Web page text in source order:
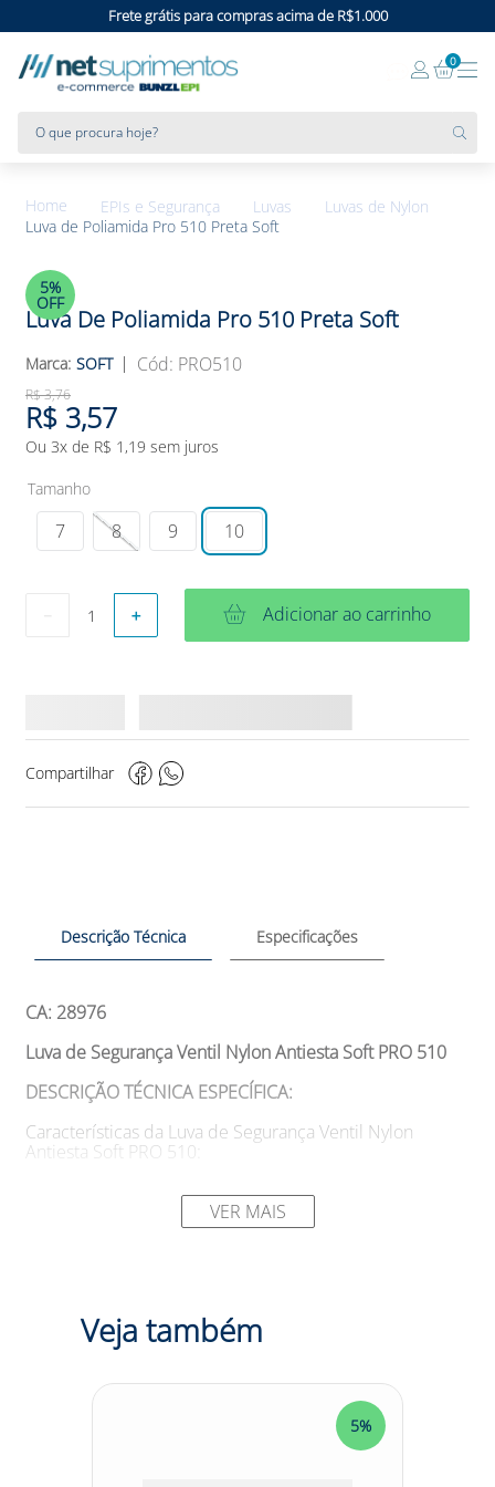
Frete grátis para compras acima de R$1.000
0
EPIs e Segurança Luvas
Luvas de Nylon
Luva de Poliamida Pro 510 Preta Soft
5%
OFF
Luva De Poliamida Pro 510 Preta Soft
SOFT : PRO510
R$3,76
R$ 3,57
Ou 3x de R$ 1 ,19 sem juros
Tamanho
7 8 9 10
＋ Adicionar ao carrinho
Compartilhar
Descrição Técnica Especificações
CA: 28976
Luva de Segurança Ventil Nylon Antiesta Soft PRO 510
DESCRIÇÃO TÉCNICA ESPECÍFICA:
Características da Luva de Segurança Ventil Nylon
Antiesta Soft PRO 510:
- Confeccionada em fios de poliamida com banho de
poliuretano na palma, dedos e parte do dorso na região
dos dedos. - Formato anatômico para melhor ajuste e
420/2003 e BS EN 388/2003.
SUGESTÕES DE USO
Aplicações da Luva de Segurança Ventil Nylon Antiesta
- Projetada para proteger as mãos do usuário contra
VER MAIS
Veja também
5%